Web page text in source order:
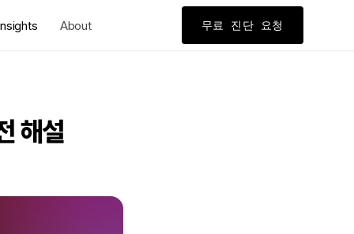
About 무료 진단 요청
해설